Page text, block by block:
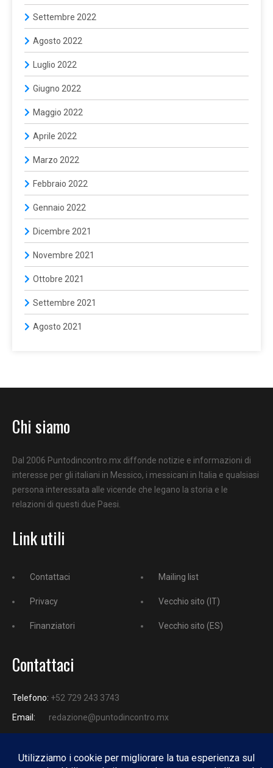
Settembre 2022
Agosto 2022
Luglio 2022
Giugno 2022
Maggio 2022
Aprile 2022
Marzo 2022
Febbraio 2022
Gennaio 2022
Dicembre 2021
Novembre 2021
Ottobre 2021
Settembre 2021
Agosto 2021
Chi siamo
Dal 2006 Puntodincontro.mx diffonde notizie e informazioni di
interesse per gli italiani in Messico, i messicani in Italia e qualsiasi
persona interessata alle vicende che legano la storia e le
relazioni di questi due Paesi.
Link utili
Contattaci
Privacy
Finanziatori
Mailing list
Vecchio sito (IT)
Vecchio sito (ES)
Contattaci
Telefono: +52 729 243 3743
Email:
redazione@puntodincontro.mx
PUNTODINCONTRO